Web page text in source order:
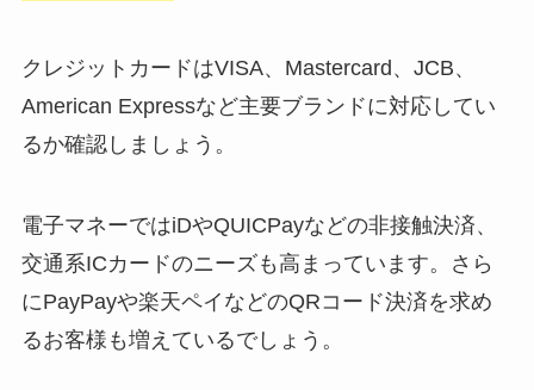
クレジットカードはVISA、Mastercard、JCB、
American Expressなど主要ブランドに対応してい
るか確認しましょう。
電子マネーではiDやQUICPayなどの非接触決済、
交通系ICカードのニーズも高まっています。さら
にPayPayや楽天ペイなどのQRコード決済を求め
るお客様も増えているでしょう。